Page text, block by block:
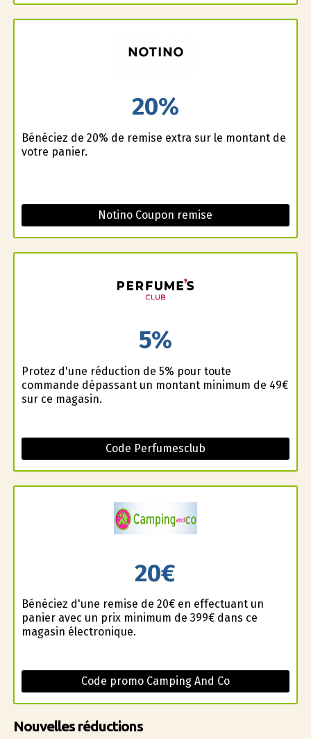
20%
Bénéficiez de 20% de remise extra sur le montant de
votre panier.
Notino Coupon remise
5%
Profitez d'une réduction de 5% pour toute
commande dépassant un montant minimum de 49€
sur ce magasin.
Code Perfumesclub
20€
Bénéficiez d'une remise de 20€ en effectuant un
panier avec un prix minimum de 399€ dans ce
magasin électronique.
Code promo Camping And Co
Nouvelles réductions